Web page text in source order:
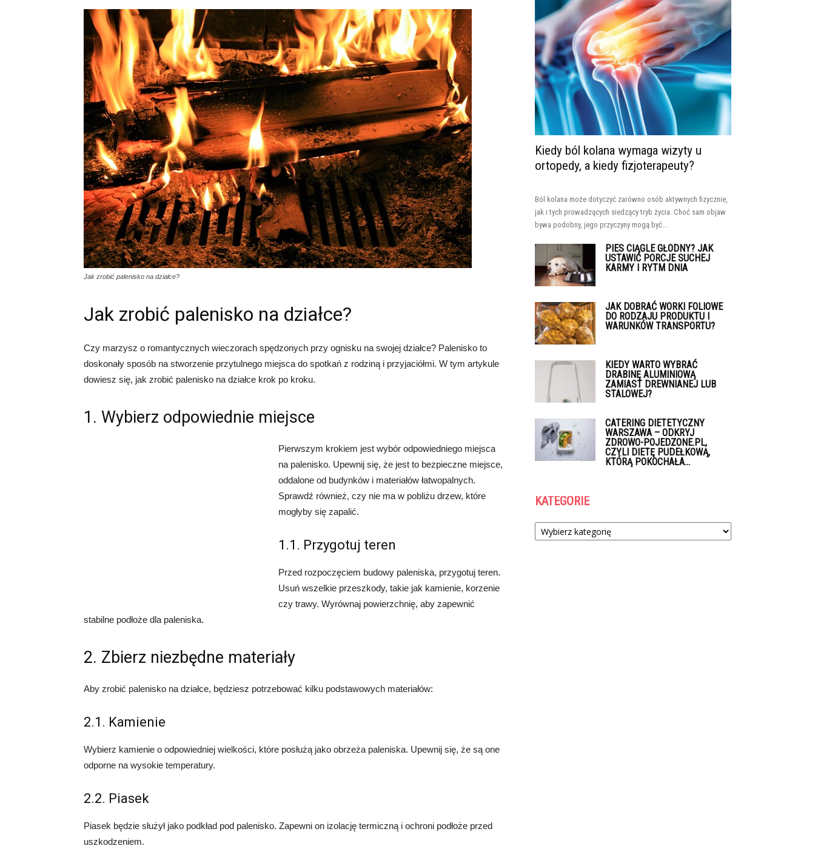
Jak zrobić palenisko na działce?
Jak zrobić palenisko na działce?
Czy marzysz o romantycznych wieczorach spędzonych przy ognisku na swojej działce? Palenisko to
doskonały sposób na stworzenie przytulnego miejsca do spotkań z rodziną i przyjaciółmi. W tym artykule
dowiesz się, jak zrobić palenisko na działce krok po kroku.
1. Wybierz odpowiednie miejsce
Pierwszym krokiem jest wybór odpowiedniego miejsca
na palenisko. Upewnij się, że jest to bezpieczne miejsce,
oddalone od budynków i materiałów łatwopalnych.
Sprawdź również, czy nie ma w pobliżu drzew, które
mogłyby się zapalić.
1.1. Przygotuj teren
Przed rozpoczęciem budowy paleniska, przygotuj teren.
Usuń wszelkie przeszkody, takie jak kamienie, korzenie
czy trawy. Wyrównaj powierzchnię, aby zapewnić
stabilne podłoże dla paleniska.
2. Zbierz niezbędne materiały
Aby zrobić palenisko na działce, będziesz potrzebować kilku podstawowych materiałów:
2.1. Kamienie
Wybierz kamienie o odpowiedniej wielkości, które posłużą jako obrzeża paleniska. Upewnij się, że są one
odporne na wysokie temperatury.
2.2. Piasek
Piasek będzie służył jako podkład pod palenisko. Zapewni on izolację termiczną i ochroni podłoże przed
uszkodzeniem.
Kiedy ból kolana wymaga wizyty u
ortopedy, a kiedy fizjoterapeuty?
Ból kolana może dotyczyć zarówno osób aktywnych fizycznie,
jak i tych prowadzących siedzący tryb życia. Choć sam objaw
bywa podobny, jego przyczyny mogą być...
PIES CIĄGLE GŁODNY? JAK
USTAWIĆ PORCJE SUCHEJ
KARMY I RYTM DNIA
JAK DOBRAĆ WORKI FOLIOWE
DO RODZAJU PRODUKTU I
WARUNKÓW TRANSPORTU?
KIEDY WARTO WYBRAĆ
DRABINĘ ALUMINIOWĄ
ZAMIAST DREWNIANEJ LUB
STALOWEJ?
CATERING DIETETYCZNY
WARSZAWA – ODKRYJ
ZDROWO-POJEDZONE.PL,
CZYLI DIETĘ PUDEŁKOWĄ,
KTÓRĄ POKOCHAŁA...
KATEGORIE
Kategorie